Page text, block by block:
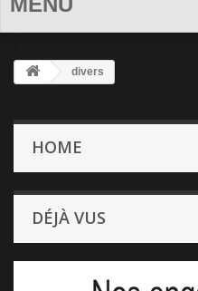
divers
HOME
DÉJÀ VUS